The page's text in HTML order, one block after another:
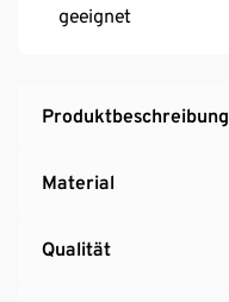
geeignet
Produktbeschreibung
Material
Qualität